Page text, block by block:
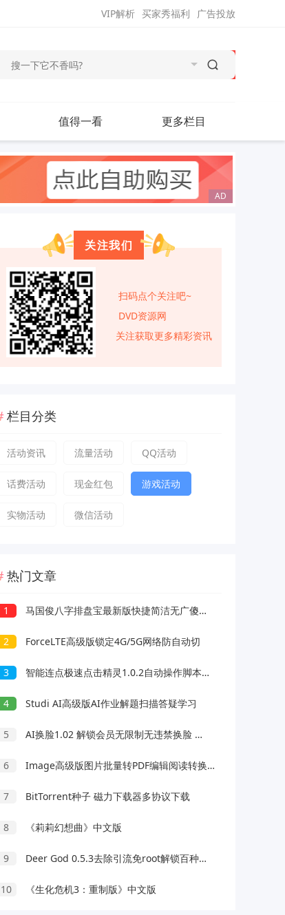
广告投放
买家秀福利
VIP解析
值得一看 更多栏目
关注我们
扫码点个关注吧~
DVD资源网
关注获取更多精彩资讯
栏目分类
活动资讯 流量活动 QQ活动
话费活动 现金红包 游戏活动
实物活动 微信活动
热门文章
1 马国俊八字排盘宝最新版快捷简洁无广傻瓜操作
2 ForceLTE高级版锁定4G/5G网络防自动切
3 智能连点极速点击精灵1.0.2自动操作脚本录制解放双手
4 Studi AI高级版AI作业解题扫描答疑学习
5 AI换脸1.02 解锁会员无限制无违禁换脸 支持照片/视频
6 Image高级版图片批量转PDF编辑阅读转换工具
7 BitTorrent种子 磁力下载器多协议下载
8 《莉莉幻想曲》中文版
9 Deer God 0.5.3去除引流免root解锁百种软件会员
10 《生化危机3：重制版》中文版